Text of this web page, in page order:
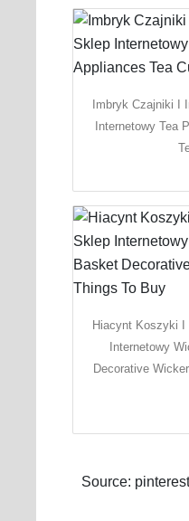
Imbryk Czajniki I
Internetowy Tea
Hiacynt Koszyki I
Internetowy
Decorative
Source: